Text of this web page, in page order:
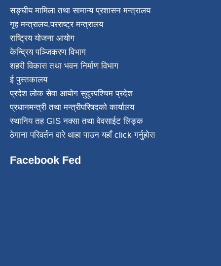
सङ्घीय मामिला तथा सामान्य प्रशासन मन्त्रालय
गृह मन्त्रालय,परराष्ट्र मन्त्रालय
राष्ट्रिय योजना आयोग
केन्द्रिय पञ्जिकरण विभाग
शहरी विकास तथा भवन निर्माण विभाग
ई पुस्तकालय
प्रदेश लोक सेवा आयोग सुदूरपश्चिम प्रदेश
प्रधानमन्त्री तथा मन्त्रीपरिषदको कार्यालय
स्थानिय तह GIS नक्सा तथा वेवसाईट लिङ्क
ठेगाना परिवर्तन वारे थाहा पाउन यहाँ click गर्नुहोस
Facebook Fed